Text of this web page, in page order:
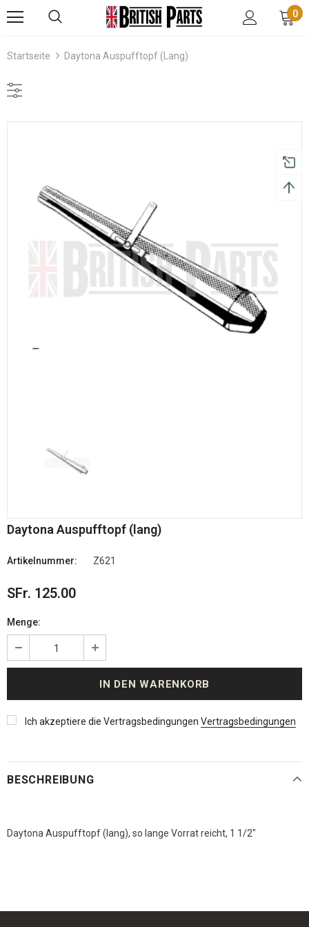
0
Startseite Daytona Auspufftopf (lang)
Daytona Auspufftopf (lang)
Artikelnummer: Z621
SFr. 125.00
Menge:
Ich akzeptiere die Vertragsbedingungen Vertragsbedingungen
BESCHREIBUNG
Daytona Auspufftopf (lang), so lange Vorrat reicht, 1 1/2"